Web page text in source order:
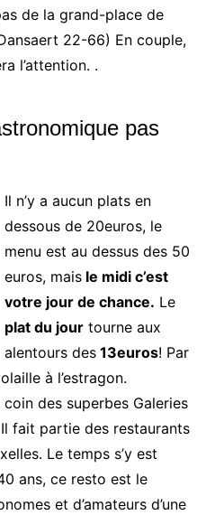
de la grand-place de
22-66) En couple,
l’attention. .
pas
Il n’y a aucun plats en
dessous de 20euros, le
menu est au dessus des 50
euros, maisle midi c’est
votre jour de chance. Le
plat du jourtourne aux
alentours des13euros! Par
à l’estragon.
coin des superbes Galeries
fait partie des restaurants
Le temps s’y est
ans, ce resto est le
et d’amateurs d’une